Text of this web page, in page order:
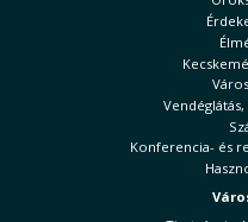
Konferencia- és